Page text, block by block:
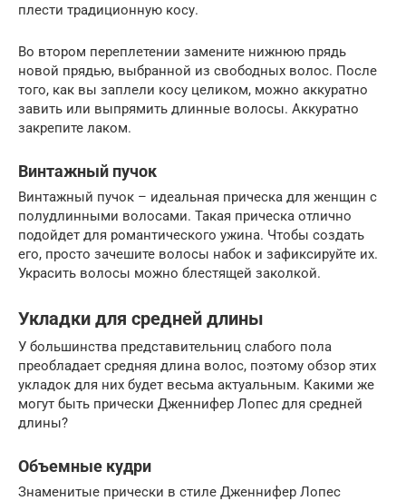
плести традиционную косу.
Во втором переплетении замените нижнюю прядь
новой прядью, выбранной из свободных волос. После
того, как вы заплели косу целиком, можно аккуратно
завить или выпрямить длинные волосы. Аккуратно
закрепите лаком.
Винтажный пучок
Винтажный пучок – идеальная прическа для женщин с
полудлинными волосами. Такая прическа отлично
подойдет для романтического ужина. Чтобы создать
его, просто зачешите волосы набок и зафиксируйте их.
Украсить волосы можно блестящей заколкой.
Укладки для средней длины
У большинства представительниц слабого пола
преобладает средняя длина волос, поэтому обзор этих
укладок для них будет весьма актуальным. Какими же
могут быть прически Дженнифер Лопес для средней
длины?
Объемные кудри
Знаменитые прически в стиле Дженнифер Лопес